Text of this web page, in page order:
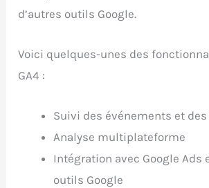
d’autres outils Google.
Voici quelques-unes des
GA4 :
Suivi des événements et
Analyse multiplateforme
Intégration avec Google Ads
outils Google